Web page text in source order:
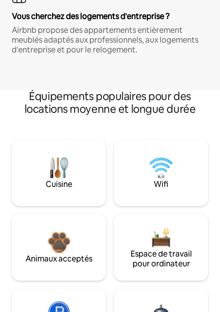
Vous cherchez des logements d'entreprise ?
Airbnb propose des appartements entièrement
meublés adaptés aux professionnels, aux logements
d'entreprise et pour le relogement.
Équipements populaires pour des
locations moyenne et longue durée
Cuisine Wifi
Animaux acceptés
Espace de travail
pour ordinateur